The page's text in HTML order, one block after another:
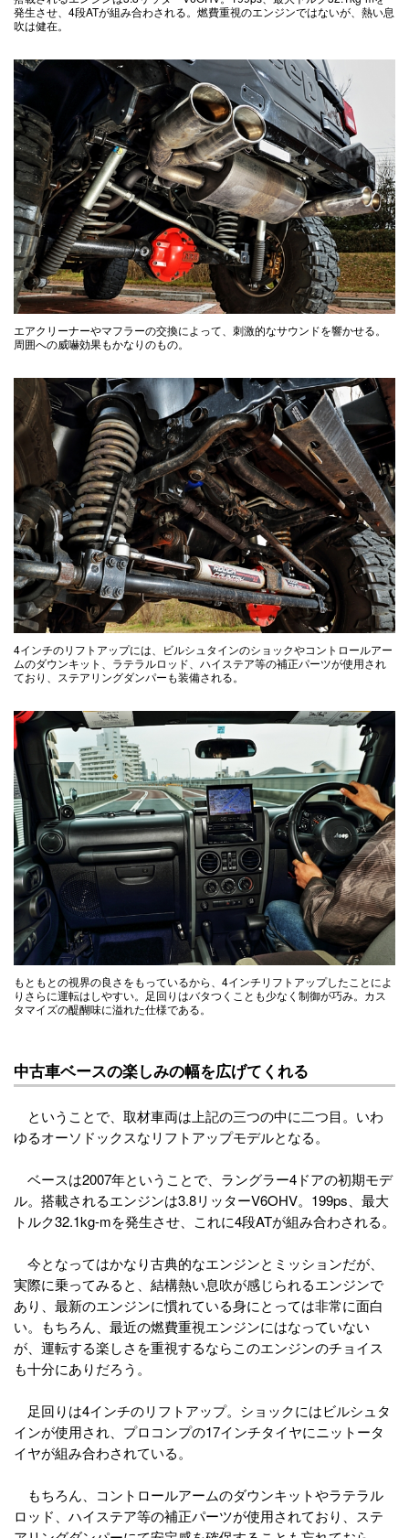
発生させ、4段ATが組み合わされる。燃費重視のエンジンではないが、熱い息
吹は健在。
エアクリーナーやマフラーの交換によって、刺激的なサウンドを響かせる。
周囲への威嚇効果もかなりのもの。
4インチのリフトアップには、ビルシュタインのショックやコントロールアー
ムのダウンキット、ラテラルロッド、ハイステア等の補正パーツが使用され
ており、ステアリングダンパーも装備される。
もともとの視界の良さをもっているから、4インチリフトアップしたことによ
りさらに運転はしやすい。足回りはバタつくことも少なく制御が巧み。カス
タマイズの醍醐味に溢れた仕様である。
中古車ベースの楽しみの幅を広げてくれる
ということで、取材車両は上記の三つの中に二つ目。いわ
ゆるオーソドックスなリフトアップモデルとなる。
ベースは2007年ということで、ラングラー4ドアの初期モデ
ル。搭載されるエンジンは3.8リッターV6OHV。199ps、最大
トルク32.1kg-mを発生させ、これに4段ATが組み合わされる。
今となってはかなり古典的なエンジンとミッションだが、
実際に乗ってみると、結構熱い息吹が感じられるエンジンで
あり、最新のエンジンに慣れている身にとっては非常に面白
い。もちろん、最近の燃費重視エンジンにはなっていない
が、運転する楽しさを重視するならこのエンジンのチョイス
も十分にありだろう。
足回りは4インチのリフトアップ。ショックにはビルシュタ
インが使用され、プロコンプの17インチタイヤにニットータ
イヤが組み合わされている。
もちろん、コントロールアームのダウンキットやラテラル
ロッド、ハイステア等の補正パーツが使用されており、ステ